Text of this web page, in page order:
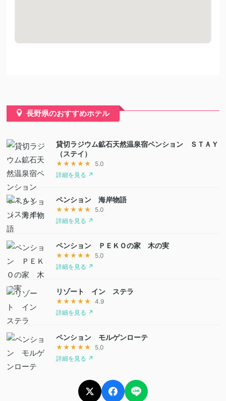
長野県のおすすめホテル
貸切ラジウム鉱石天然温泉宿ペンション ＳＴＡＹ
（ステイ）
★★★★★
5.0
詳細を見る ↗
ペンション 海岸物語
★★★★★
5.0
詳細を見る ↗
ペンション ＰＥＫＯの家 木の実
★★★★★
5.0
詳細を見る ↗
リゾート イン ステラ
★★★★★
4.9
詳細を見る ↗
ペンション モルゲンローテ
★★★★★
5.0
詳細を見る ↗